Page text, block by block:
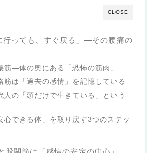
CLOSE
行っても、すぐ戻る」—その腰痛の
—体の奥にある「恐怖の筋肉」
は「過去の感情」を記憶している
の「頭だけで生きている」という
できる体」を取り戻す3つのステッ